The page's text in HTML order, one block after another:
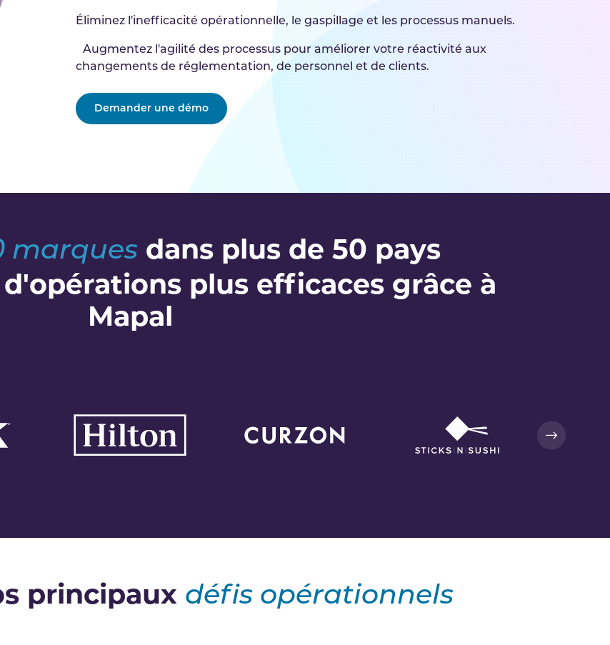
Éliminez l'inefficacité opérationnelle, le gaspillage et les processus manuels.
Augmentez l'agilité des processus pour améliorer votre réactivité aux
changements de réglementation, de personnel et de clients.
Demander une démo
marques dans plus de 50 pays
plus efficaces grâce à
Mapal
principaux défis opérationnels